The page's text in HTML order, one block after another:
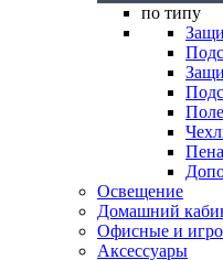
по типу
Освещение
Домашний
Офисные и
Аксессуары